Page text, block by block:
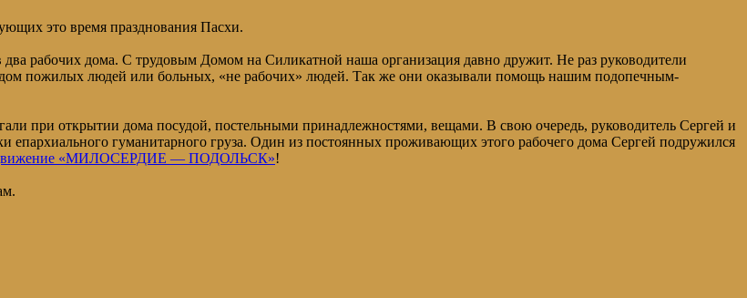
это время празднования Пасхи.
рабочих дома. С трудовым Домом на Силикатной наша организация давно дружит. Не раз руководители
пожилых людей или больных, «не рабочих» людей. Так же они оказывали помощь нашим подопечным-
при открытии дома посудой, постельными принадлежностями, вещами. В свою очередь, руководитель Сергей и
гуманитарного груза. Один из постоянных проживающих этого рабочего дома Сергей подружился
движение «МИЛОСЕРДИЕ — ПОДОЛЬСК»!